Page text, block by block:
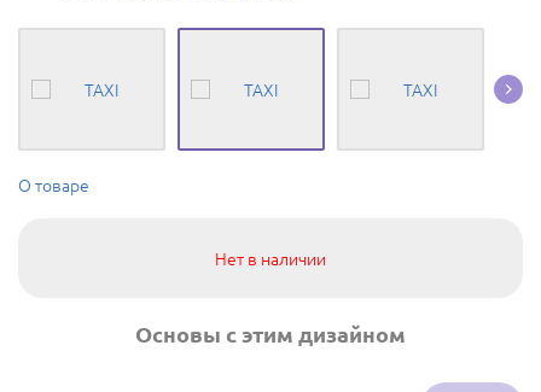
О товаре
Нет в наличии
Основы с этим дизайном